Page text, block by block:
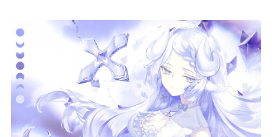
ログイン
LINK
muevoクラウドファンディング
muevoコミュニティ